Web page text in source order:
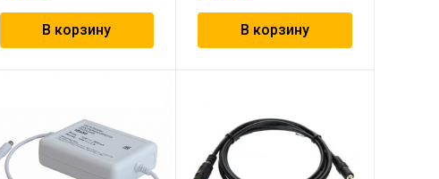
В корзину В корзину